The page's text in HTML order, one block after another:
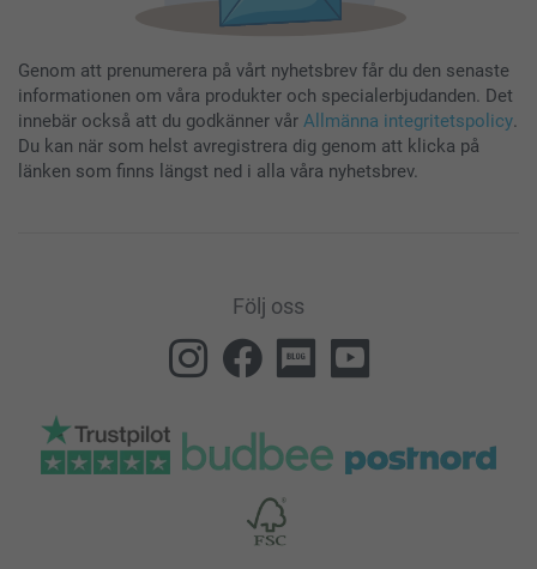
Genom att prenumerera på vårt nyhetsbrev får du den senaste
informationen om våra produkter och specialerbjudanden. Det
innebär också att du godkänner vår Allmänna integritetspolicy.
Du kan när som helst avregistrera dig genom att klicka på
länken som finns längst ned i alla våra nyhetsbrev.
Följ oss